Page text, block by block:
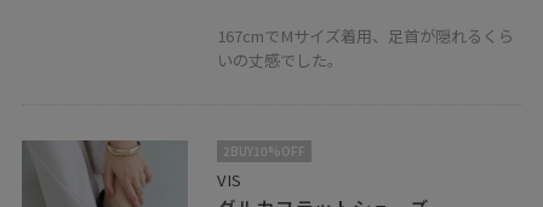
167cmでMサイズ着用、足首が隠れるくら
いの丈感でした。
2BUY10%OFF
VIS